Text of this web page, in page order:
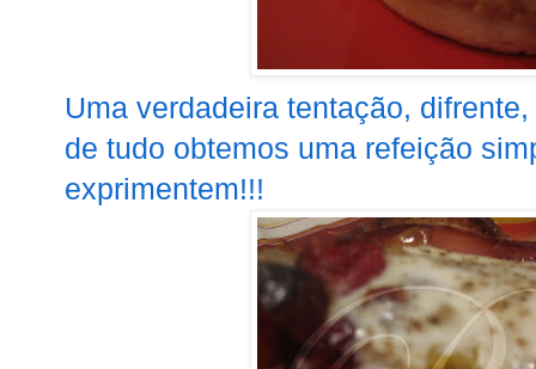
Uma verdadeira tentação,
de tudo obtemos uma refeição
exprimentem!!!